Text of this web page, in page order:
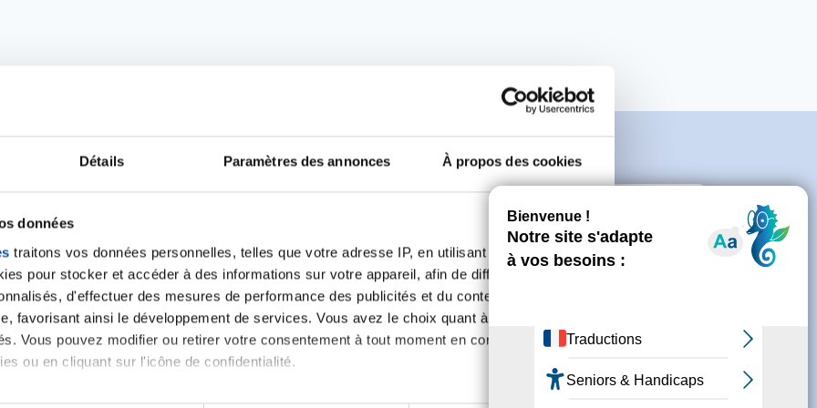
Détails Paramètres des annonces À propos des cookies
données
traitons vos données personnelles, telles que votre adresse IP, en utilisant des
pour stocker et accéder à des informations sur votre appareil, afin de diffuser des
d'effectuer des mesures de performance des publicités et du contenu, ainsi que de
favorisant ainsi le développement de services. Vous avez le choix quant à l'utilisation de
Vous pouvez modifier ou retirer votre consentement à tout moment en consultant la
ou en cliquant sur l'icône de confidentialité.
un commentaire
une nouvelle discussion vous aurez besoin de vous connecter ou de créer un compte.
Se connecter Créer un nouveau compte